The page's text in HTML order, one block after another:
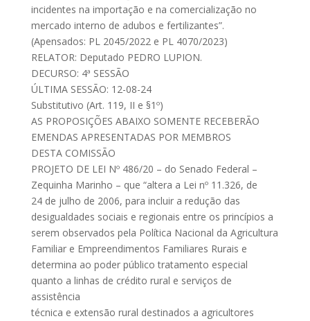
incidentes na importação e na comercialização no
mercado interno de adubos e fertilizantes”.
(Apensados: PL 2045/2022 e PL 4070/2023)
RELATOR: Deputado PEDRO LUPION.
DECURSO: 4ª SESSÃO
ÚLTIMA SESSÃO: 12-08-24
Substitutivo (Art. 119, II e §1º)
AS PROPOSIÇÕES ABAIXO SOMENTE RECEBERÃO
EMENDAS APRESENTADAS POR MEMBROS
DESTA COMISSÃO
PROJETO DE LEI Nº 486/20 – do Senado Federal –
Zequinha Marinho – que “altera a Lei nº 11.326, de
24 de julho de 2006, para incluir a redução das
desigualdades sociais e regionais entre os princípios a
serem observados pela Política Nacional da Agricultura
Familiar e Empreendimentos Familiares Rurais e
determina ao poder público tratamento especial
quanto a linhas de crédito rural e serviços de
assistência
técnica e extensão rural destinados a agricultores